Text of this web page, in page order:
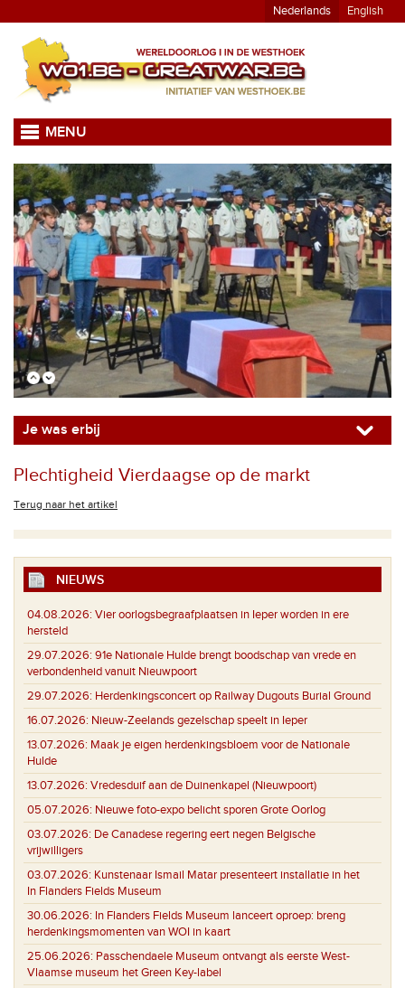
Nederlands English
MENU
Je was erbij
Plechtigheid Vierdaagse op de markt
Terug naar het artikel
NIEUWS
04.08.2026: Vier oorlogsbegraafplaatsen in Ieper worden in ere
hersteld
29.07.2026: 91e Nationale Hulde brengt boodschap van vrede en
verbondenheid vanuit Nieuwpoort
29.07.2026: Herdenkingsconcert op Railway Dugouts Burial Ground
16.07.2026: Nieuw-Zeelands gezelschap speelt in Ieper
13.07.2026: Maak je eigen herdenkingsbloem voor de Nationale
Hulde
13.07.2026: Vredesduif aan de Duinenkapel (Nieuwpoort)
05.07.2026: Nieuwe foto-expo belicht sporen Grote Oorlog
03.07.2026: De Canadese regering eert negen Belgische
vrijwilligers
03.07.2026: Kunstenaar Ismail Matar presenteert installatie in het
In Flanders Fields Museum
30.06.2026: In Flanders Fields Museum lanceert oproep: breng
herdenkingsmomenten van WOI in kaart
25.06.2026: Passchendaele Museum ontvangt als eerste West-
Vlaamse museum het Green Key-label